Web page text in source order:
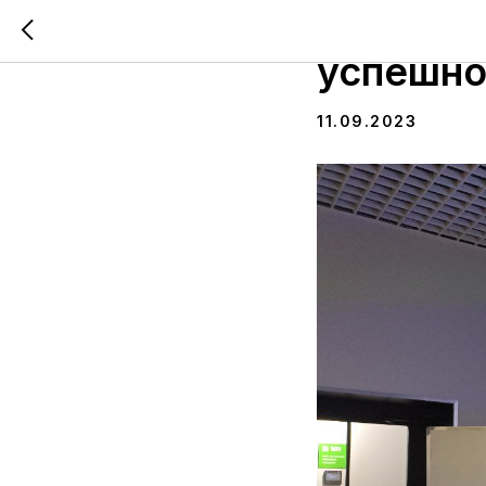
На
11.09.2023